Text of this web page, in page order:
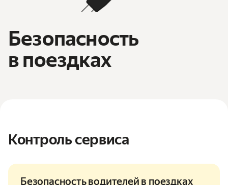
Безопасность
в поездках
Контроль сервиса
Безопасность водителей в поездках